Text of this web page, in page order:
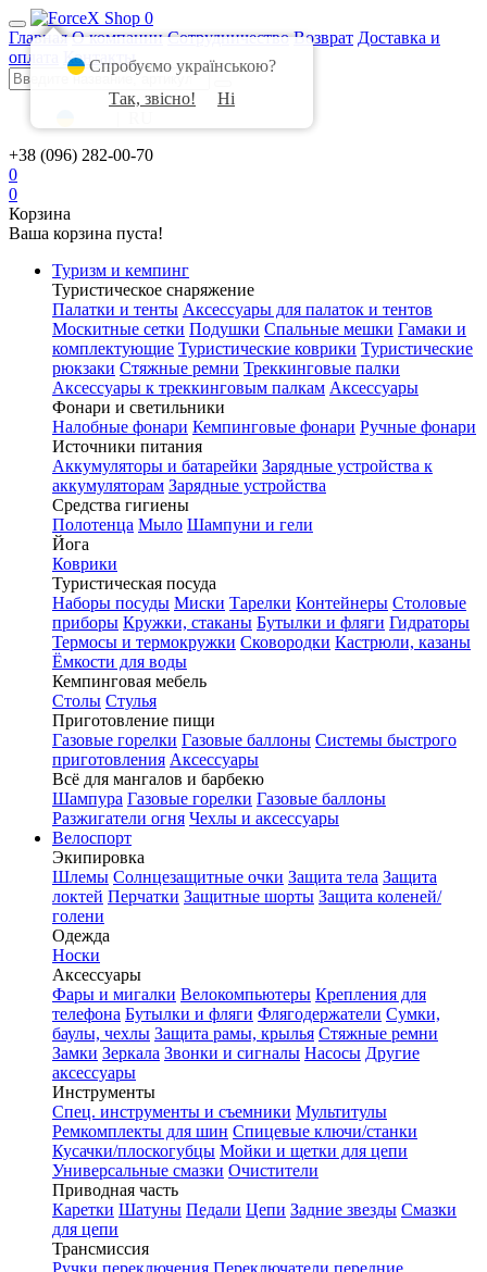
0
Главная О компании Сотрудничество Возврат Доставка и
оплата
Контакты
+38 (096) 282-00-70
0
0
Корзина
Ваша корзина пуста!
Туризм и кемпинг
Туристическое снаряжение
Палатки и тенты Аксессуары для палаток и тентов
Москитные сетки Подушки Спальные мешки Гамаки и
комплектующие Туристические коврики Туристические
рюкзаки Стяжные ремни Треккинговые палки
Аксессуары к треккинговым палкам Аксессуары
Фонари и светильники
Налобные фонари Кемпинговые фонари Ручные фонари
Источники питания
Аккумуляторы и батарейки Зарядные устройства к
аккумуляторам Зарядные устройства
Средства гигиены
Полотенца Мыло Шампуни и гели
Йога
Коврики
Туристическая посуда
Наборы посуды Миски Тарелки Контейнеры Столовые
приборы Кружки, стаканы Бутылки и фляги Гидраторы
Термосы и термокружки Сковородки Кастрюли, казаны
Ёмкости для воды
Кемпинговая мебель
Столы Стулья
Приготовление пищи
Газовые горелки Газовые баллоны Системы быстрого
приготовления Аксессуары
Всё для мангалов и барбекю
Шампура Газовые горелки Газовые баллоны
Разжигатели огня Чехлы и аксессуары
Велоспорт
Экипировка
Шлемы Солнцезащитные очки Защита тела Защита
локтей Перчатки Защитные шорты Защита коленей/
голени
Одежда
Носки
Аксессуары
Фары и мигалки Велокомпьютеры Крепления для
телефона Бутылки и фляги Флягодержатели Сумки,
баулы, чехлы Защита рамы, крылья Стяжные ремни
Замки Зеркала Звонки и сигналы Насосы Другие
аксессуары
Инструменты
Спец. инструменты и съемники Мультитулы
Ремкомплекты для шин Спицевые ключи/станки
Кусачки/плоскогубцы Мойки и щетки для цепи
Универсальные смазки Очистители
Приводная часть
Каретки Шатуны Педали Цепи Задние звезды Смазки
для цепи
Трансмиссия
Спробуємо українською?
Так, звісно!
Ні